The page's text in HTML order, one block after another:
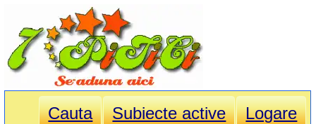
Cauta Subiecte active
Logare